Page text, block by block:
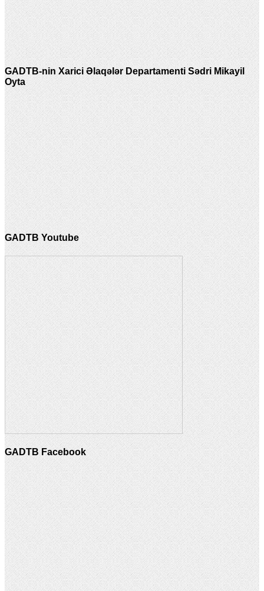
GADTB-nin Xarici Əlaqələr Departamenti Sədri Mikayil
Oyta
GADTB Youtube
GADTB Facebook